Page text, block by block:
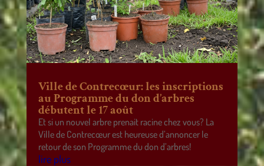
Ville de Contrecœur: les inscriptions
au Programme du don d’arbres
débutent le 17 août
Et si un nouvel arbre prenait racine chez vous? La
Ville de Contrecœur est heureuse d’annoncer le
retour de son Programme du don d’arbres!
lire plus